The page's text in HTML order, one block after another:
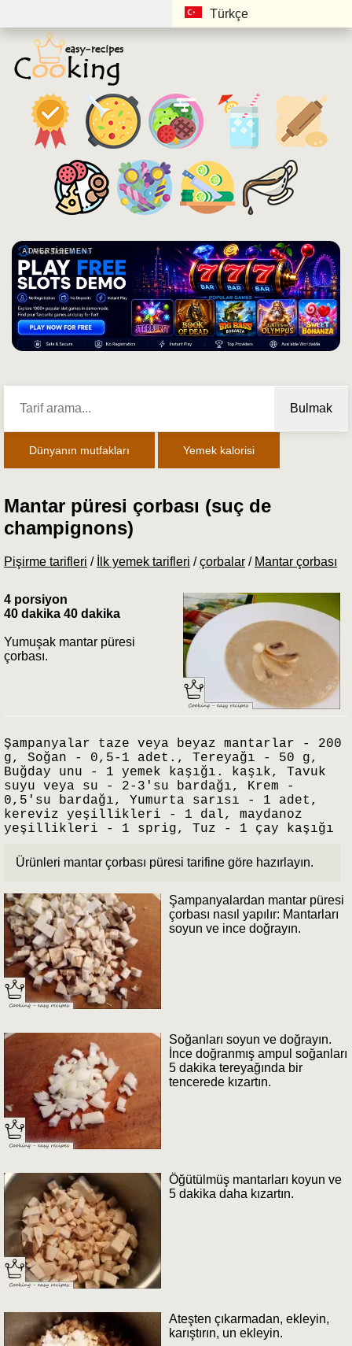
Türkçe
ADVERTISEMENT
Bulmak
Dünyanın mutfakları Yemek kalorisi
Mantar püresi çorbası (suç de
champignons)
Pişirme tarifleri / İlk yemek tarifleri /çorbalar / Mantar çorbası
4 porsiyon
40 dakika 40 dakika
Yumuşak mantar püresi
çorbası.
Şampanyalar taze veya beyaz mantarlar - 200
g, Soğan - 0,5-1 adet., Tereyağı - 50 g,
Buğday unu - 1 yemek kaşığı. kaşık, Tavuk
suyu veya su - 2-3'su bardağı, Krem -
0,5'su bardağı, Yumurta sarısı - 1 adet,
kereviz yeşillikleri - 1 dal, maydanoz
yeşillikleri - 1 sprig, Tuz - 1 çay kaşığı
Ürünleri mantar çorbası püresi tarifine göre hazırlayın.
Şampanyalardan mantar püresi
çorbası nasıl yapılır: Mantarları
soyun ve ince doğrayın.
Soğanları soyun ve doğrayın.
İnce doğranmış ampul soğanları
5 dakika tereyağında bir
tencerede kızartın.
Öğütülmüş mantarları koyun ve
5 dakika daha kızartın.
Ateşten çıkarmadan, ekleyin,
karıştırın, un ekleyin.